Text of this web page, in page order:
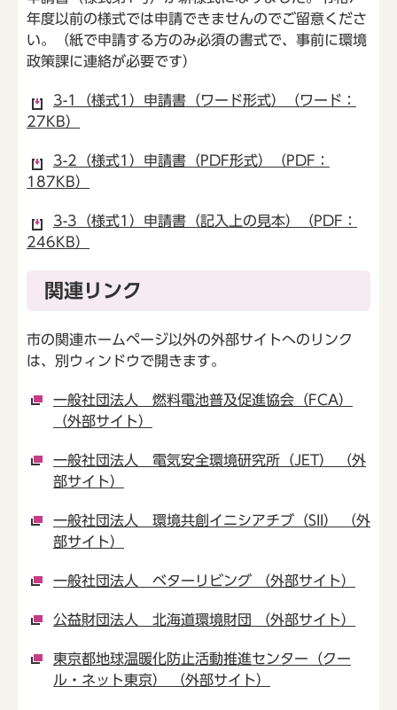
年度以前の様式では申請できませんのでご留意くださ
い。（紙で申請する方のみ必須の書式で、事前に環境
政策課に連絡が必要です）
3-1（様式1）申請書（ワード形式）（ワード：
27KB）
3-2（様式1）申請書（PDF形式）（PDF：
187KB）
3-3（様式1）申請書（記入上の見本）（PDF：
246KB）
関連リンク
市の関連ホームページ以外の外部サイトへのリンク
は、別ウィンドウで開きます。
一般社団法人 燃料電池普及促進協会（FCA）
（外部サイト）
一般社団法人 電気安全環境研究所（JET） （外
部サイト）
一般社団法人 環境共創イニシアチブ（SII） （外
部サイト）
一般社団法人 ベターリビング （外部サイト）
公益財団法人 北海道環境財団 （外部サイト）
東京都地球温暖化防止活動推進センター（クー
ル・ネット東京） （外部サイト）